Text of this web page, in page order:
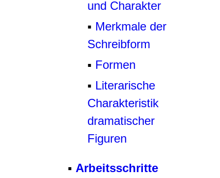
und Charakter
▪ Merkmale der
Schreibform
▪ Formen
▪ Literarische
Charakteristik
dramatischer
Figuren
▪ Arbeitsschritte